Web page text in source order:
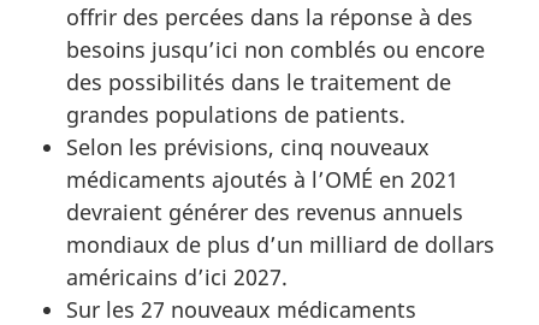
offrir des percées dans la réponse à des
besoins jusqu’ici non comblés ou encore
des possibilités dans le traitement de
grandes populations de patients.
Selon les prévisions, cinq nouveaux
médicaments ajoutés à l’OMÉ en 2021
devraient générer des revenus annuels
mondiaux de plus d’un milliard de dollars
américains d’ici 2027.
Sur les 27 nouveaux médicaments